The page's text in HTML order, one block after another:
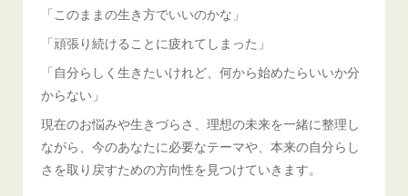
「このままの生き方でいいのかな」
「頑張り続けることに疲れてしまった」
「自分らしく生きたいけれど、何から始めたらいいか分
からない」
現在のお悩みや生きづらさ、理想の未来を一緒に整理し
ながら、今のあなたに必要なテーマや、本来の自分らし
さを取り戻すための方向性を見つけていきます。